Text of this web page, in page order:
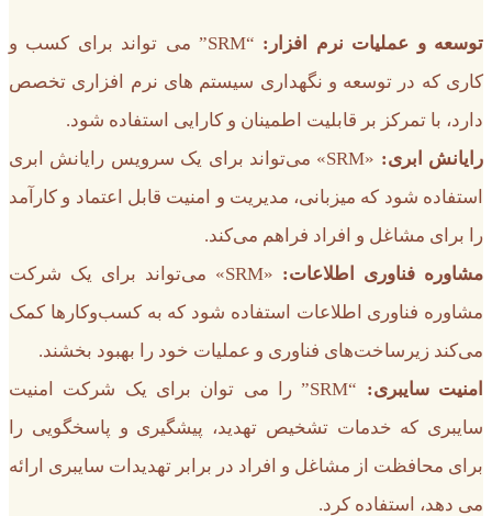
توسعه و عملیات نرم افزار:
“SRM” می تواند برای کسب و
کاری که در توسعه و نگهداری سیستم های نرم افزاری تخصص
دارد، با تمرکز بر قابلیت اطمینان و کارایی استفاده شود.
رایانش ابری:
«SRM» می‌تواند برای یک سرویس رایانش ابری
استفاده شود که میزبانی، مدیریت و امنیت قابل اعتماد و کارآمد
را برای مشاغل و افراد فراهم می‌کند.
مشاوره فناوری اطلاعات:
«SRM» می‌تواند برای یک شرکت
مشاوره فناوری اطلاعات استفاده شود که به کسب‌وکارها کمک
می‌کند زیرساخت‌های فناوری و عملیات خود را بهبود بخشند.
امنیت سایبری:
“SRM” را می توان برای یک شرکت امنیت
سایبری که خدمات تشخیص تهدید، پیشگیری و پاسخگویی را
برای محافظت از مشاغل و افراد در برابر تهدیدات سایبری ارائه
می دهد، استفاده کرد.